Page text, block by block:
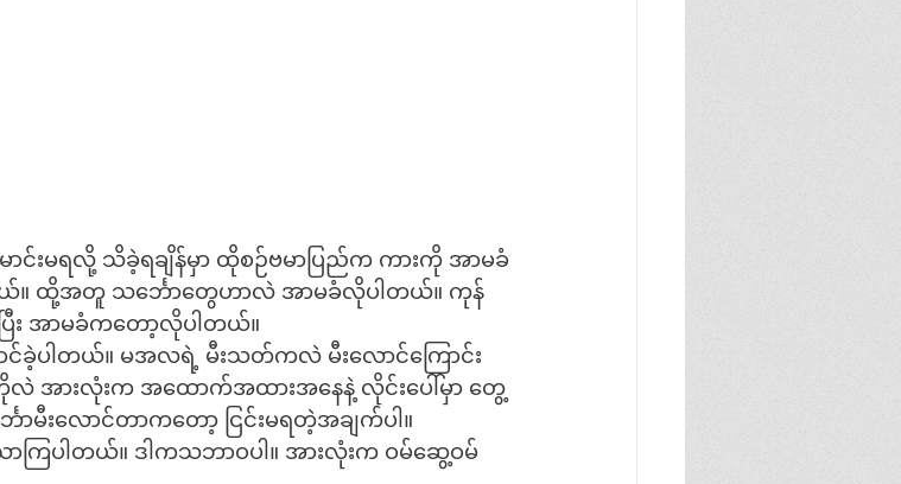
င်းမရလို့ သိခဲ့ရချိန်မှာ ထိုစဉ်ဗမာပြည်က ကားကို အာမခံ
ယ်။ ထို့အတူ သင်္ဘောတွေဟာလဲ အာမခံလိုပါတယ်။ ကုန်
ြီး အာမခံကတော့လိုပါတယ်။
ခဲ့ပါတယ်။ မအလရဲ့ မီးသတ်ကလဲ မီးလောင်ကြောင်း
အားလုံးက အထောက်အထားအနေနဲ့ လိုင်းပေါ်မှာ တွေ့
ာမီးလောင်တာကတော့ ငြင်းမရတဲ့အချက်ပါ။
ကြပါတယ်။ ဒါကသဘာဝပါ။ အားလုံးက ဝမ်ဆွေ့ဝမ်